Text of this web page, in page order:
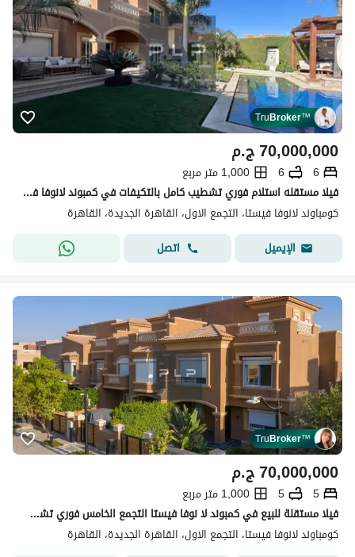
TruBroker™
ج.م70,000,000
6
6
1,000 متر مربع
فيلا مستقله استلام فوري تشطيب كامل بالتكيفات في كمبوند لانوفا فيستا - التجمع الاول
كومباوند لانوفا فيستا، التجمع الاول، القاهرة الجديدة، القاهرة
الإيميل
اتصل
TruBroker™
ج.م70,000,000
5
5
1,000 متر مربع
فيلا مستقلة للبيع في كمبوند لا نوفا فيستا التجمع الخامس فوري تشطيب كامل Ultra Modern
كومباوند لانوفا فيستا، التجمع الاول، القاهرة الجديدة، القاهرة